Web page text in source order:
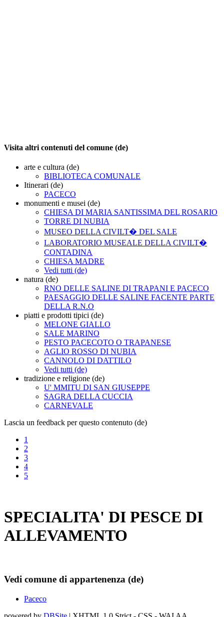
Visita altri contenuti del comune (de)
arte e cultura (de)
BIBLIOTECA COMUNALE
Itinerari (de)
PACECO
monumenti e musei (de)
CHIESA DI MARIA SANTISSIMA DEL ROSARIO
TORRE DI NUBIA
MUSEO DELLA CIVILT� DEL SALE
LABORATORIO MUSEALE DELLA CIVILT�
CONTADINA
CHIESA MADRE
Vedi tutti (de)
natura (de)
RNO DELLE SALINE DI TRAPANI E PACECO
PAESAGGIO DELLE SALINE FACENTE PARTE
DELLA R.N.O
piatti e prodotti tipici (de)
MELONE GIALLO
SALE MARINO
PESTO PACECOTO O TRAPANESE
AGLIO ROSSO DI NUBIA
CANNOLO DI DATTILO
Vedi tutti (de)
tradizione e religione (de)
U' MMITU DI SAN GIUSEPPE
SAGRA DELLA CUCCIA
CARNEVALE
Lascia un feedback per questo contenuto (de)
1
2
3
4
5
SPECIALITA' DI PESCE DI
ALLEVAMENTO
Vedi comune di appartenenza (de)
Paceco